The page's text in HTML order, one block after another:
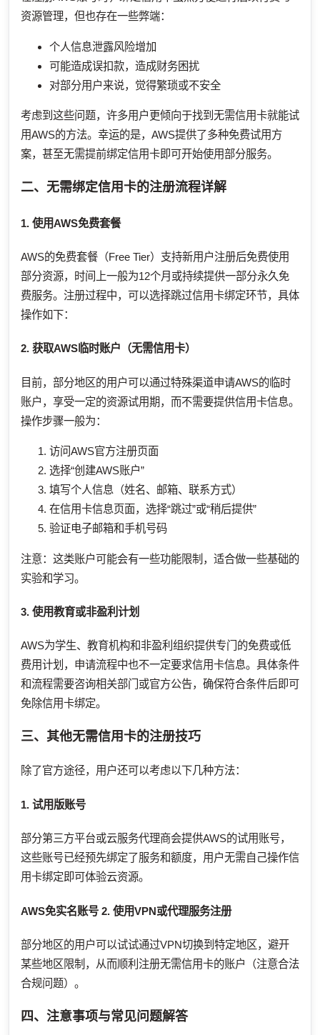
资源管理，但也存在一些弊端：
个人信息泄露风险增加
可能造成误扣款，造成财务困扰
对部分用户来说，觉得繁琐或不安全
考虑到这些问题，许多用户更倾向于找到无需信用卡就能试
用AWS的方法。幸运的是，AWS提供了多种免费试用方
案，甚至无需提前绑定信用卡即可开始使用部分服务。
二、无需绑定信用卡的注册流程详解
1. 使用AWS免费套餐
AWS的免费套餐（Free Tier）支持新用户注册后免费使用
部分资源，时间上一般为12个月或持续提供一部分永久免
费服务。注册过程中，可以选择跳过信用卡绑定环节，具体
操作如下：
2. 获取AWS临时账户（无需信用卡）
目前，部分地区的用户可以通过特殊渠道申请AWS的临时
账户，享受一定的资源试用期，而不需要提供信用卡信息。
操作步骤一般为：
访问AWS官方注册页面
选择“创建AWS账户”
填写个人信息（姓名、邮箱、联系方式）
在信用卡信息页面，选择“跳过”或“稍后提供”
验证电子邮箱和手机号码
注意：这类账户可能会有一些功能限制，适合做一些基础的
实验和学习。
3. 使用教育或非盈利计划
AWS为学生、教育机构和非盈利组织提供专门的免费或低
费用计划，申请流程中也不一定要求信用卡信息。具体条件
和流程需要咨询相关部门或官方公告，确保符合条件后即可
免除信用卡绑定。
三、其他无需信用卡的注册技巧
除了官方途径，用户还可以考虑以下几种方法：
1. 试用版账号
部分第三方平台或云服务代理商会提供AWS的试用账号，
这些账号已经预先绑定了服务和额度，用户无需自己操作信
用卡绑定即可体验云资源。
AWS免实名账号 2. 使用VPN或代理服务注册
部分地区的用户可以试试通过VPN切换到特定地区，避开
某些地区限制，从而顺利注册无需信用卡的账户（注意合法
合规问题）。
四、注意事项与常见问题解答